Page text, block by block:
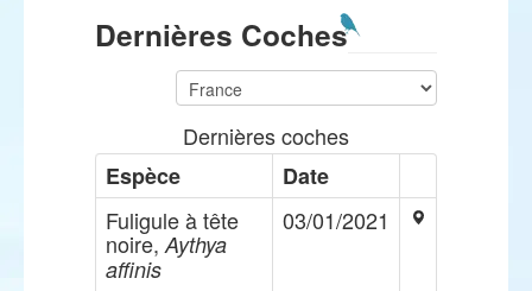
Dernières Coches
Dernières coches
Espèce
Date
Fuligule à tête
noire, Aythya
affinis
03/01/2021